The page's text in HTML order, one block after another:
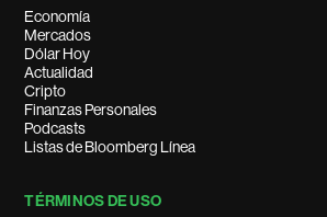
Economía
Mercados
Dólar Hoy
Actualidad
Cripto
Finanzas Personales
Podcasts
Listas de Bloomberg Línea
TÉRMINOS DE USO